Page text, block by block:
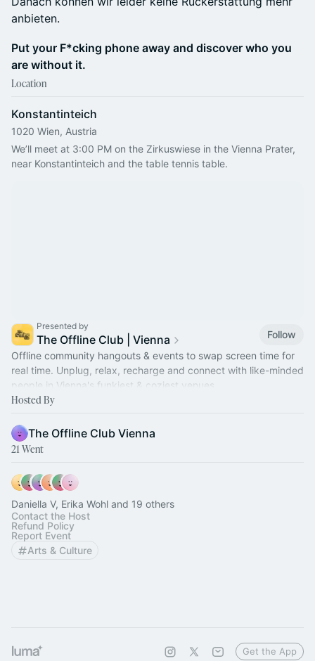
anbieten.
Put your F*cking phone away and discover who you
are without it.
Location
Konstantinteich
1020 Wien, Austria
We’ll meet at 3:00 PM on the Zirkuswiese in the Vienna Prater,
near Konstantinteich and the table tennis table.
Presented by
The Offline Club | Vienna
Follow
Offline community hangouts & events to swap screen time for
real time. Unplug, relax, recharge and connect with like-minded
people in Vienna's funkiest & coziest venues.
Hosted By
The Offline Club Vienna
21 Went
Daniella V, Erika Wohl and 19 others
Contact the Host
Refund Policy
Report Event
Arts & Culture
Get the App